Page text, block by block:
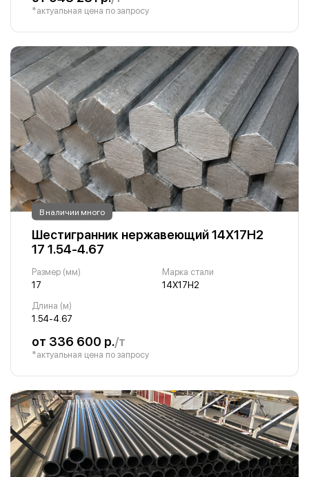
*актуальная цена по запросу
В наличии много
Шестигранник нержавеющий 14Х17Н2
17 1.54-4.67
Размер (мм)
17
Марка стали
14Х17Н2
Длина (м)
1.54-4.67
от 336 600 р./т
*актуальная цена по запросу